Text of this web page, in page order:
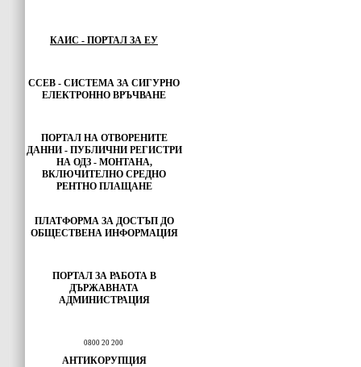
КАИС - ПОРТАЛ ЗА ЕУ
ССЕВ - СИСТЕМА ЗА СИГУРНО
ЕЛЕКТРОННО ВРЪЧВАНЕ
ПОРТАЛ НА ОТВОРЕНИТЕ
ДАННИ - ПУБЛИЧНИ РЕГИСТРИ
НА ОДЗ - МОНТАНА,
ВКЛЮЧИТЕЛНО СРЕДНО
РЕНТНО ПЛАЩАНЕ
ПЛАТФОРМА ЗА ДОСТЪП ДО
ОБЩЕСТВЕНА ИНФОРМАЦИЯ
ПОРТАЛ ЗА РАБОТА В
ДЪРЖАВНАТА
АДМИНИСТРАЦИЯ
0800 20 200
АНТИКОРУПЦИЯ